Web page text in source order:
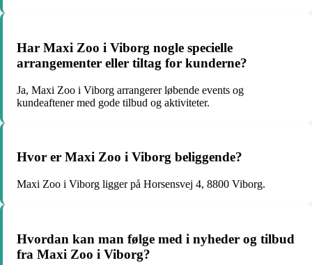
Har Maxi Zoo i Viborg nogle specielle
arrangementer eller tiltag for kunderne?
Ja, Maxi Zoo i Viborg arrangerer løbende events og
kundeaftener med gode tilbud og aktiviteter.
Hvor er Maxi Zoo i Viborg beliggende?
Maxi Zoo i Viborg ligger på Horsensvej 4, 8800 Viborg.
Hvordan kan man følge med i nyheder og tilbud
fra Maxi Zoo i Viborg?